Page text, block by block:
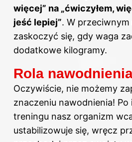
więcej” na „ćwiczyłem,
jeść lepiej”. W
zaskoczyć się, gdy waga
dodatkowe kilogramy.
Rola
Oczywiście, nie możemy
znaczeniu nawodnienia!
treningu nasz organizm
ustabilizowuje się, wręcz